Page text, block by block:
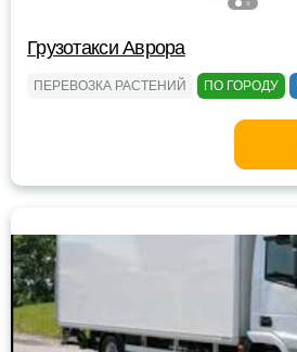
Грузотакси Аврора
ПЕРЕВОЗКА РАСТЕНИЙ ПО ГОРОДУ